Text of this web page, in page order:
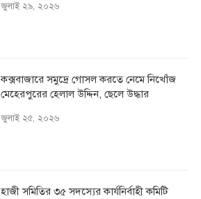
জুলাই ২৯, ২০২৬
কক্সবাজারে সমুদ্রে গোসল করতে নেমে নিখোঁজ
মেহেরপুরের হেলাল উদ্দিন, ছেলে উদ্ধার
জুলাই ২৫, ২০২৬
হাজী সমিতির ৩৫ সদস্যের কার্যনির্বাহী কমিটি